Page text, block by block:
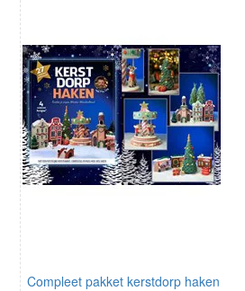
Compleet pakket kerstdorp haken